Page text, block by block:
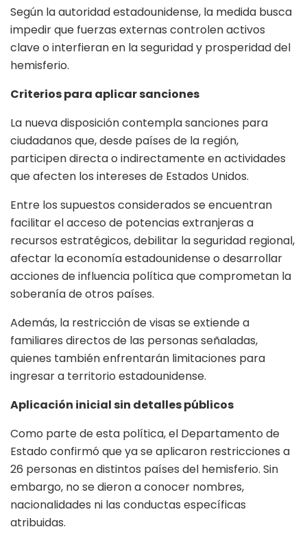
Según la autoridad estadounidense, la medida busca
impedir que fuerzas externas controlen activos
clave o interfieran en la seguridad y prosperidad del
hemisferio.
Criterios para aplicar sanciones
La nueva disposición contempla sanciones para
ciudadanos que, desde países de la región,
participen directa o indirectamente en actividades
que afecten los intereses de Estados Unidos.
Entre los supuestos considerados se encuentran
facilitar el acceso de potencias extranjeras a
recursos estratégicos, debilitar la seguridad regional,
afectar la economía estadounidense o desarrollar
acciones de influencia política que comprometan la
soberanía de otros países.
Además, la restricción de visas se extiende a
familiares directos de las personas señaladas,
quienes también enfrentarán limitaciones para
ingresar a territorio estadounidense.
Aplicación inicial sin detalles públicos
Como parte de esta política, el Departamento de
Estado confirmó que ya se aplicaron restricciones a
26 personas en distintos países del hemisferio. Sin
embargo, no se dieron a conocer nombres,
nacionalidades ni las conductas específicas
atribuidas.